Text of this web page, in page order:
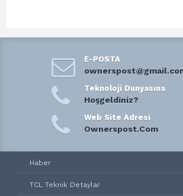
E-POSTA
Teknoloji Dunyasına
Hoşgeldiniz?
Web Site Adresi
Ownerspost.Com
Haber
TCL Teknik Detaylar